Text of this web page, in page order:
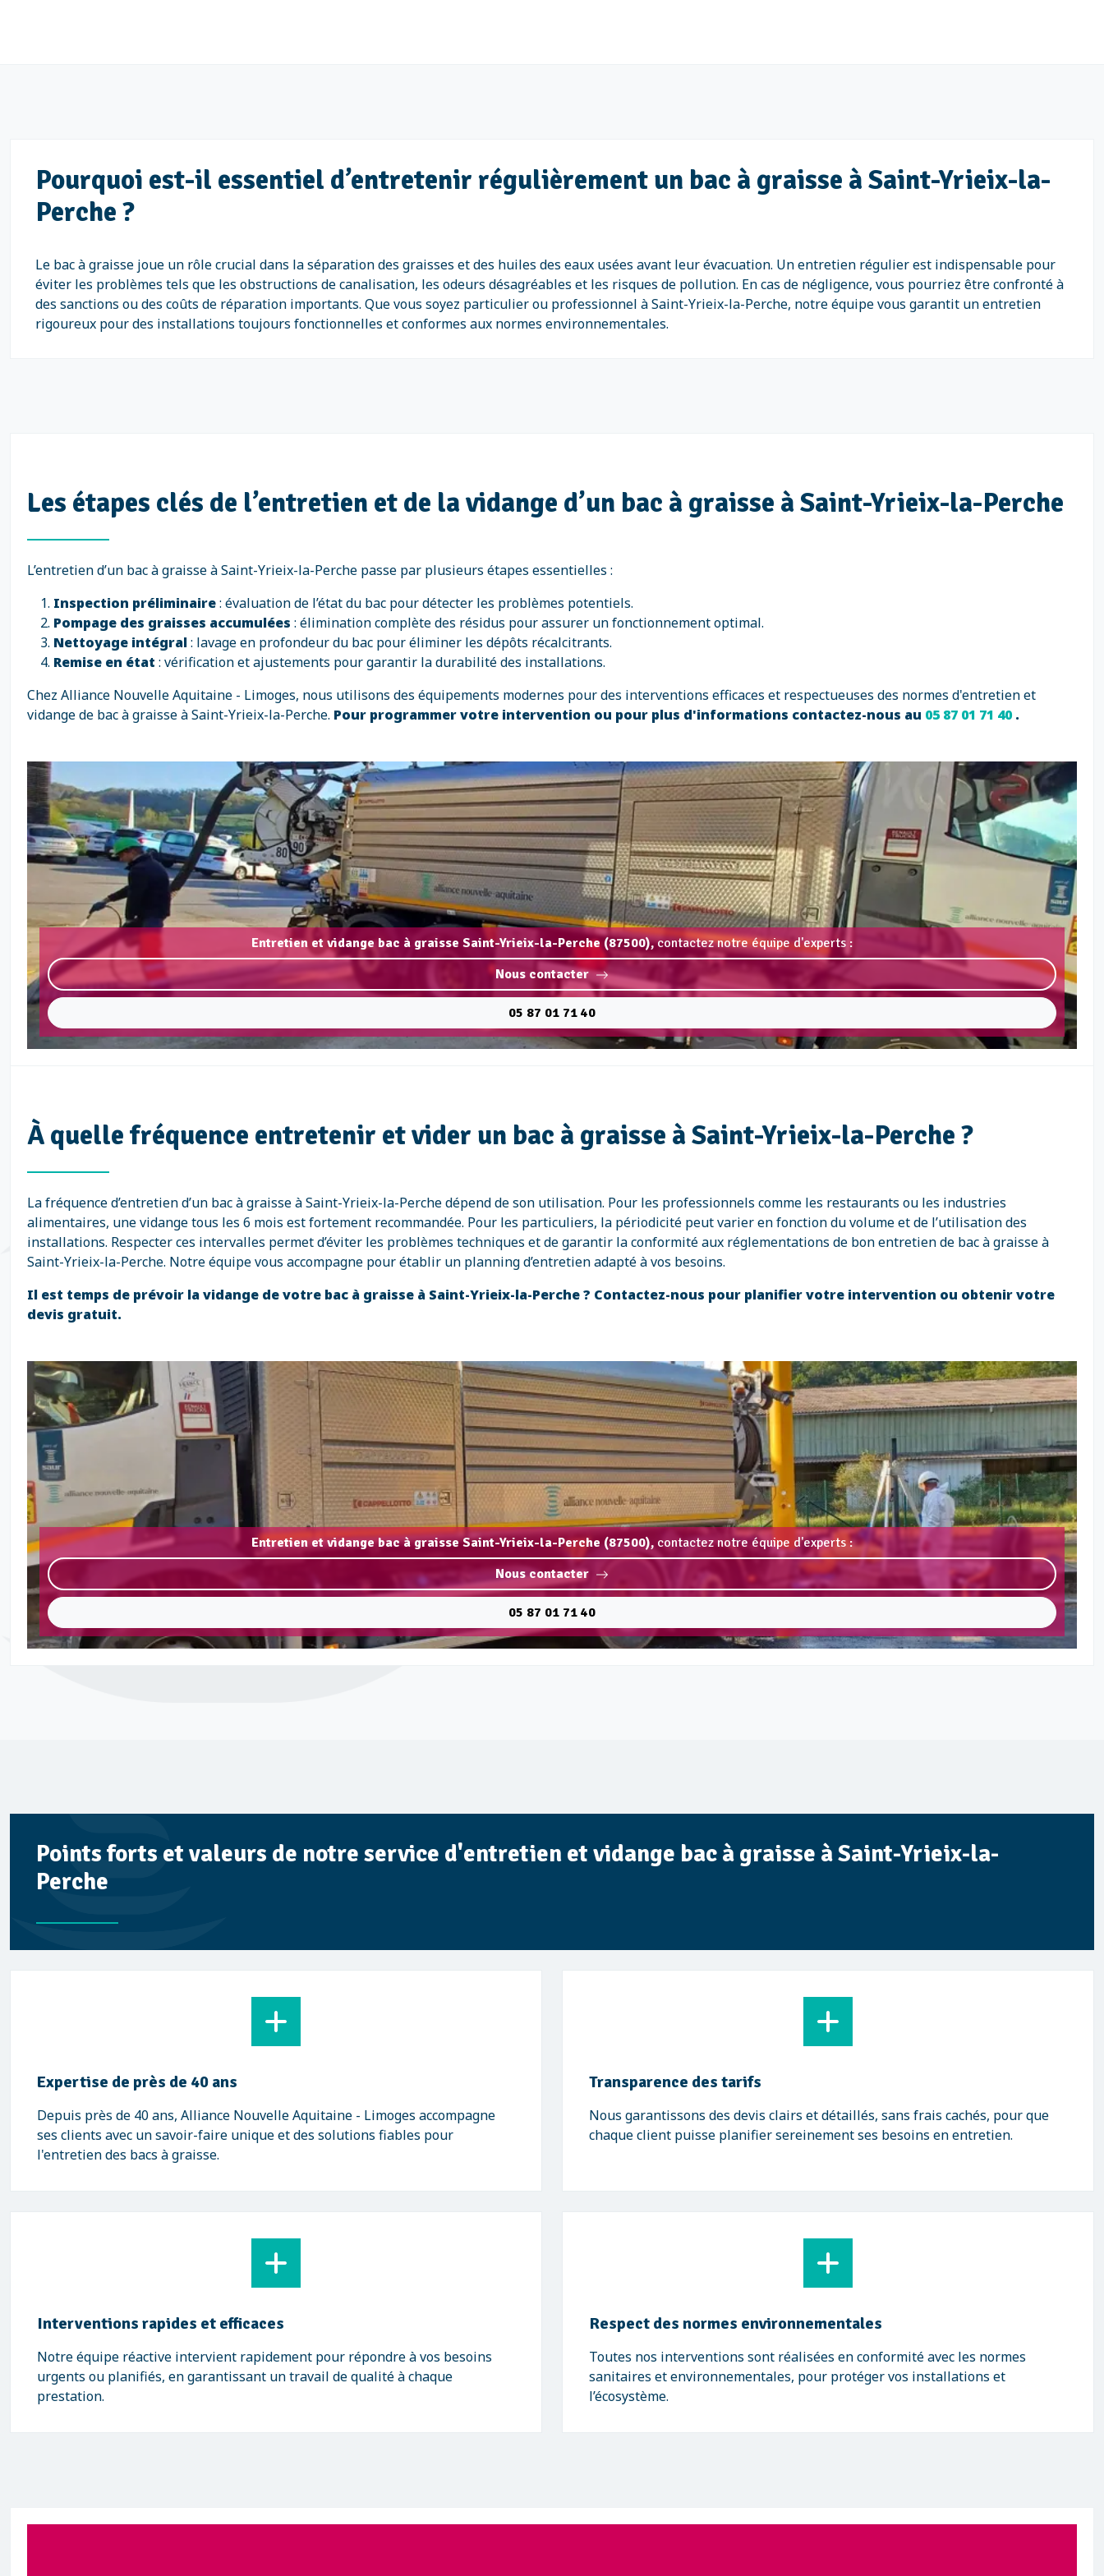
Pourquoi est-il essentiel d’entretenir régulièrement un bac à graisse à Saint-Yrieix-la-
Perche ?
Le bac à graisse joue un rôle crucial dans la séparation des graisses et des huiles des eaux usées avant leur évacuation. Un entretien régulier est indispensable pour
éviter les problèmes tels que les obstructions de canalisation, les odeurs désagréables et les risques de pollution. En cas de négligence, vous pourriez être confronté à
des sanctions ou des coûts de réparation importants. Que vous soyez particulier ou professionnel à Saint-Yrieix-la-Perche, notre équipe vous garantit un entretien
rigoureux pour des installations toujours fonctionnelles et conformes aux normes environnementales.
Les étapes clés de l’entretien et de la vidange d’un bac à graisse à Saint-Yrieix-la-Perche
L’entretien d’un bac à graisse à Saint-Yrieix-la-Perche passe par plusieurs étapes essentielles :
Inspection préliminaire: évaluation de l’état du bac pour détecter les problèmes potentiels.
Pompage des graisses accumulées : élimination complète des résidus pour assurer un fonctionnement optimal.
Nettoyage intégral: lavage en profondeur du bac pour éliminer les dépôts récalcitrants.
Remise en état : vérification et ajustements pour garantir la durabilité des installations.
Chez Alliance Nouvelle Aquitaine - Limoges, nous utilisons des équipements modernes pour des interventions efficaces et respectueuses des normes d'entretien et
vidange de bac à graisse à Saint-Yrieix-la-Perche. Pour programmer votre intervention ou pour plus d'informations contactez-nous au 05 87 01 71 40.
Entretien et vidange bac à graisse Saint-Yrieix-la-Perche (87500),contactez notre équipe d'experts :
Nous contacter
05 87 01 71 40
À quelle fréquence entretenir et vider un bac à graisse à Saint-Yrieix-la-Perche ?
La fréquence d’entretien d’un bac à graisse à Saint-Yrieix-la-Perche dépend de son utilisation. Pour les professionnels comme les restaurants ou les industries
alimentaires, une vidange tous les 6 mois est fortement recommandée. Pour les particuliers, la périodicité peut varier en fonction du volume et de l’utilisation des
installations. Respecter ces intervalles permet d’éviter les problèmes techniques et de garantir la conformité aux réglementations de bon entretien de bac à graisse à
Saint-Yrieix-la-Perche. Notre équipe vous accompagne pour établir un planning d’entretien adapté à vos besoins.
Il est temps de prévoir la vidange de votre bac à graisse à Saint-Yrieix-la-Perche ? Contactez-nous pour planifier votre intervention ou obtenir votre
devis gratuit.
Entretien et vidange bac à graisse Saint-Yrieix-la-Perche (87500), contactez notre équipe d'experts :
Nous contacter
05 87 01 71 40
Points forts et valeurs de notre service d'entretien et vidange bac à graisse à Saint-Yrieix-la-
Perche
Expertise de près de 40 ans
Depuis près de 40 ans, Alliance Nouvelle Aquitaine - Limoges accompagne
ses clients avec un savoir-faire unique et des solutions fiables pour
l'entretien des bacs à graisse.
Transparence des tarifs
Nous garantissons des devis clairs et détaillés, sans frais cachés, pour que
chaque client puisse planifier sereinement ses besoins en entretien.
Interventions rapides et efficaces
Notre équipe réactive intervient rapidement pour répondre à vos besoins
urgents ou planifiés, en garantissant un travail de qualité à chaque
prestation.
Respect des normes environnementales
Toutes nos interventions sont réalisées en conformité avec les normes
sanitaires et environnementales, pour protéger vos installations et
l’écosystème.